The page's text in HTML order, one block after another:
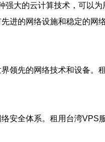
大的云计算技术，可以
进的网络设施和稳定的
领先的网络技术和设备
安全体系。租用台湾VPS